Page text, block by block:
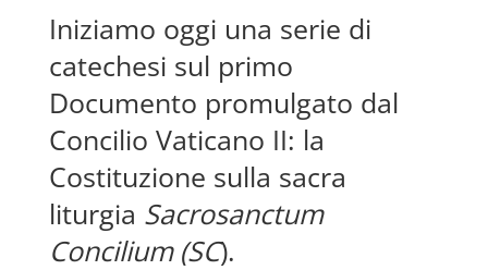
Iniziamo oggi una serie di
catechesi sul primo
Documento promulgato dal
Concilio Vaticano II: la
Costituzione sulla sacra
liturgia Sacrosanctum
Concilium (SC).